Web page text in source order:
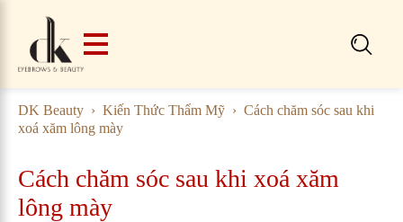
DK Beauty Kiến Thức Thẩm Mỹ
Cách chăm sóc sau khi
xoá xăm lông mày
Cách chăm sóc sau khi xoá xăm
lông mày